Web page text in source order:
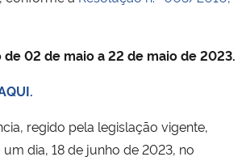
e dos Direitos Humanos
de 02 de maio a 22 de maio de 2023.
regido pela legislação vigente,
dia, 18 de junho de 2023, no